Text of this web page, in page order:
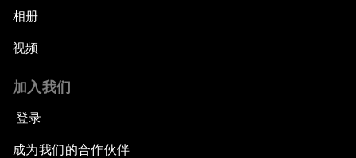
相册
视频
加入我们
登录
成为我们的合作伙伴